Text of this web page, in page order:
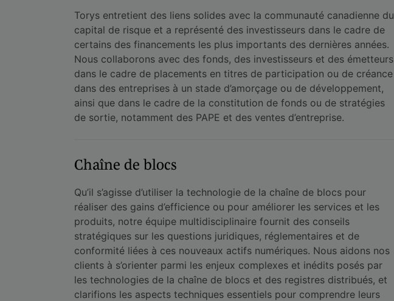
Torys entretient des liens solides avec la communauté canadienne du
capital de risque et a représenté des investisseurs dans le cadre de
certains des financements les plus importants des dernières années.
Nous collaborons avec des fonds, des investisseurs et des émetteurs
dans le cadre de placements en titres de participation ou de créance
dans des entreprises à un stade d’amorçage ou de développement,
ainsi que dans le cadre de la constitution de fonds ou de stratégies
de sortie, notamment des PAPE et des ventes d’entreprise.
Chaîne de blocs
Qu’il s’agisse d’utiliser la technologie de la chaîne de blocs pour
réaliser des gains d’efficience ou pour améliorer les services et les
produits, notre équipe multidisciplinaire fournit des conseils
stratégiques sur les questions juridiques, réglementaires et de
conformité liées à ces nouveaux actifs numériques. Nous aidons nos
clients à s’orienter parmi les enjeux complexes et inédits posés par
les technologies de la chaîne de blocs et des registres distribués, et
clarifions les aspects techniques essentiels pour comprendre leurs